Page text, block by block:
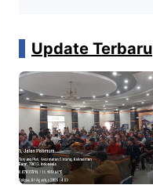
Update Terbaru